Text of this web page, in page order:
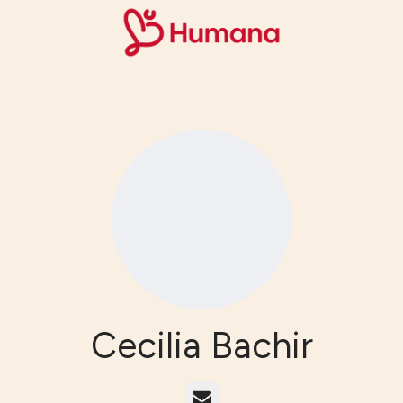
Cecilia Bachir
E-post